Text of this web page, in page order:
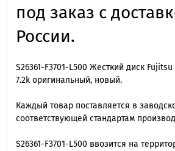
под заказ с
России.
S26361-F3701-L500 Жесткий диск Fujitsu
7.2k оригинальный, новый.
Каждый товар поставляется в
соответствующей стандартам
S26361-F3701-L500 ввозится на